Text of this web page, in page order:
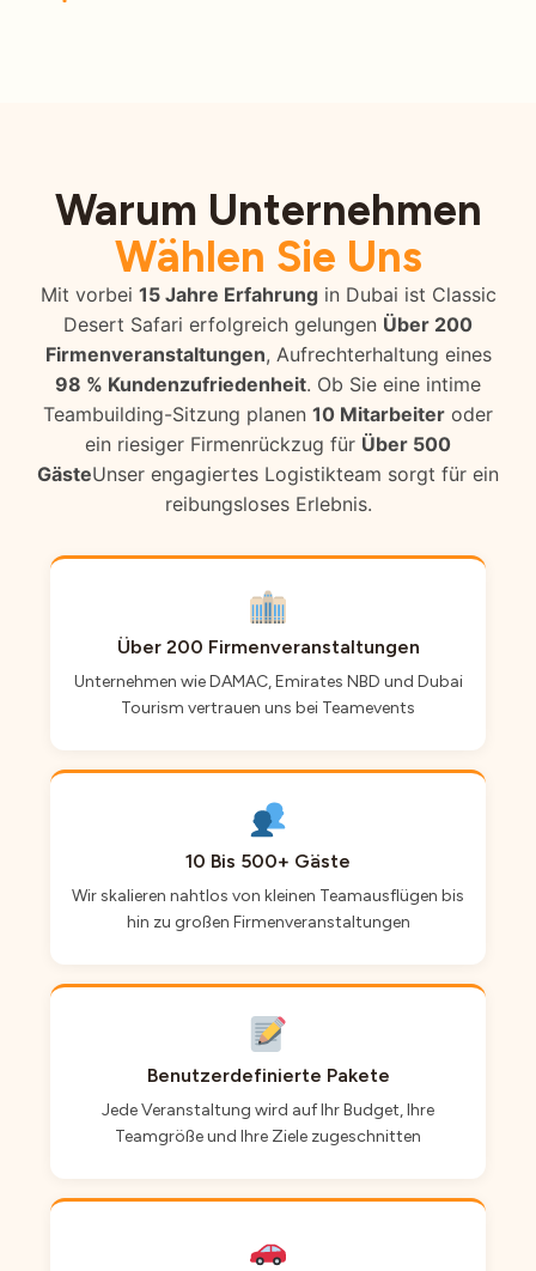
Warum Unternehmen
Wählen Sie Uns
Mit vorbei 15 Jahre Erfahrungin Dubai ist Classic
Desert Safari erfolgreich gelungen Über 200
Firmenveranstaltungen, Aufrechterhaltung eines
98 % Kundenzufriedenheit. Ob Sie eine intime
Teambuilding-Sitzung planen 10 Mitarbeiter oder
ein riesiger Firmenrückzug für Über 500
GästeUnser engagiertes Logistikteam sorgt für ein
reibungsloses Erlebnis.
Über 200 Firmenveranstaltungen
Unternehmen wie DAMAC, Emirates NBD und Dubai
Tourism vertrauen uns bei Teamevents
10 Bis 500+ Gäste
Wir skalieren nahtlos von kleinen Teamausflügen bis
hin zu großen Firmenveranstaltungen
Benutzerdefinierte Pakete
Jede Veranstaltung wird auf Ihr Budget, Ihre
Teamgröße und Ihre Ziele zugeschnitten